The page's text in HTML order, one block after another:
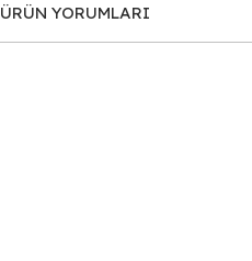
ÜRÜN YORUMLARI